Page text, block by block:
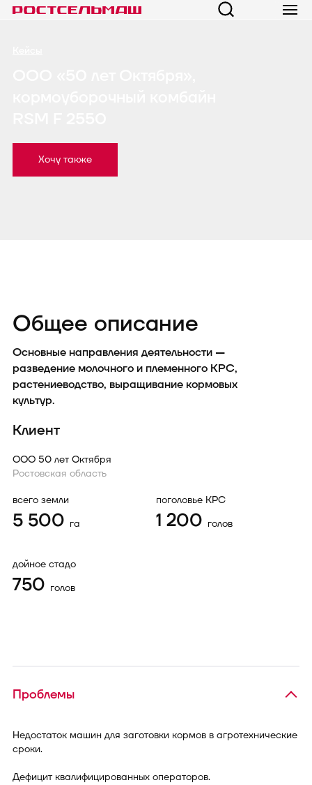
Хочу также
Общее описание
Основные направления деятельности —
разведение молочного и племенного КРС,
растениеводство, выращивание кормовых
культур.
Клиент
ООО 50 лет Октября
Ростовская область
всего земли
5 500 га
поголовье КРС
1 200 голов
дойное стадо
750 голов
Проблемы
Недостаток машин для заготовки кормов в агротехнические
сроки.
Дефицит квалифицированных операторов.